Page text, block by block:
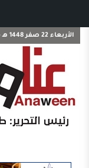
الأربعاء 22 صفر 1448 هـ - 05 أغسطس 2026 م